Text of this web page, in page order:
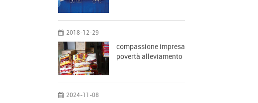
2018-12-29
compassione impresa
povertà alleviamento
2024-11-08